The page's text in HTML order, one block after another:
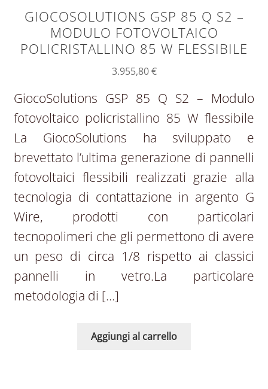
GIOCOSOLUTIONS GSP 85 Q S2 –
MODULO FOTOVOLTAICO
POLICRISTALLINO 85 W FLESSIBILE
3.955,80€
GiocoSolutions GSP 85 Q S2 – Modulo
fotovoltaico policristallino 85 W flessibile
La GiocoSolutions ha sviluppato e
brevettato l’ultima generazione di pannelli
fotovoltaici flessibili realizzati grazie alla
tecnologia di contattazione in argento G
Wire, prodotti con particolari
tecnopolimeri che gli permettono di avere
un peso di circa 1/8 rispetto ai classici
pannelli in vetro.La particolare
metodologia di […]
Aggiungi al carrello